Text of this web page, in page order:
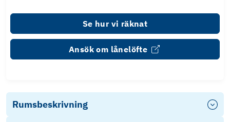
Se hur vi räknat
Ansök om lånelöfte
Rumsbeskrivning